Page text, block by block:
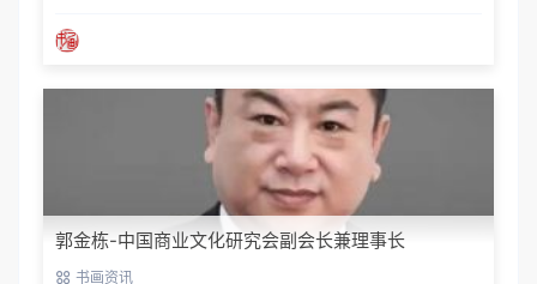
郭金栋-中国商业文化研究会副会长兼理事长
书画资讯